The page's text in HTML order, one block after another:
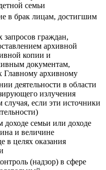
семьи
в брак лицам, достигшим
граждан,
архивной
копии и
документам,
Главному архивному
деятельности в области
излучения
если эти источники
семьи или доходе
и величине
в целях оказания
(надзор) в сфере